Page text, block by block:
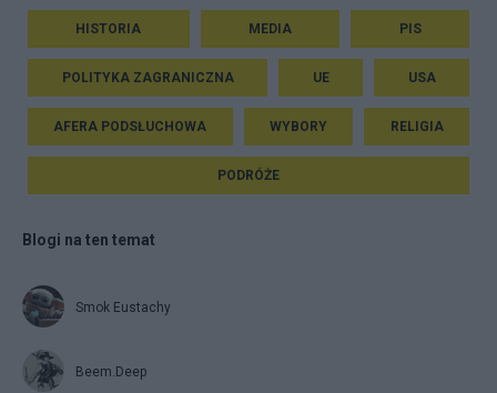
HISTORIA MEDIA PIS
POLITYKA ZAGRANICZNA UE USA
AFERA PODSŁUCHOWA WYBORY RELIGIA
PODRÓŻE
Blogi na ten temat
Smok Eustachy
Beem.Deep